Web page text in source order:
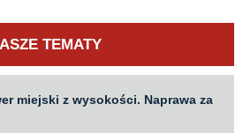
TEMATY
miejski z wysokości. Naprawa za